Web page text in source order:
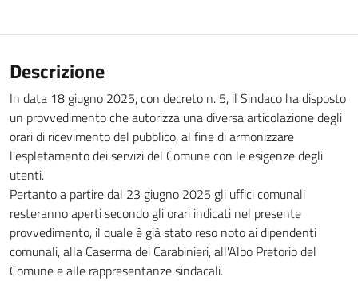
Descrizione
In data 18 giugno 2025, con decreto n. 5, il Sindaco ha disposto
un provvedimento che autorizza una diversa articolazione degli
orari di ricevimento del pubblico, al fine di armonizzare
l'espletamento dei servizi del Comune con le esigenze degli
utenti.
Pertanto a partire dal 23 giugno 2025 gli uffici comunali
resteranno aperti secondo gli orari indicati nel presente
provvedimento, il quale è già stato reso noto ai dipendenti
comunali, alla Caserma dei Carabinieri, all'Albo Pretorio del
Comune e alle rappresentanze sindacali.